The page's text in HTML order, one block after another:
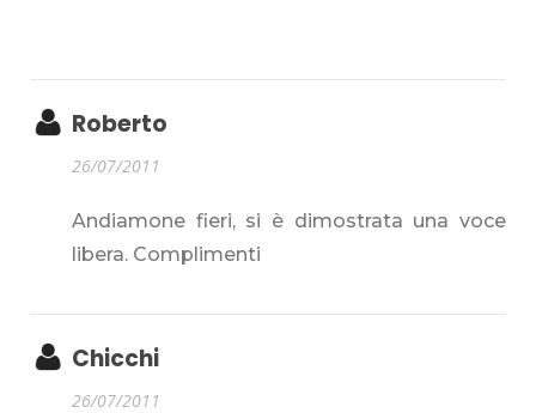
Roberto
26/07/2011
Andiamone fieri, si è dimostrata una voce
libera. Complimenti
Chicchi
26/07/2011